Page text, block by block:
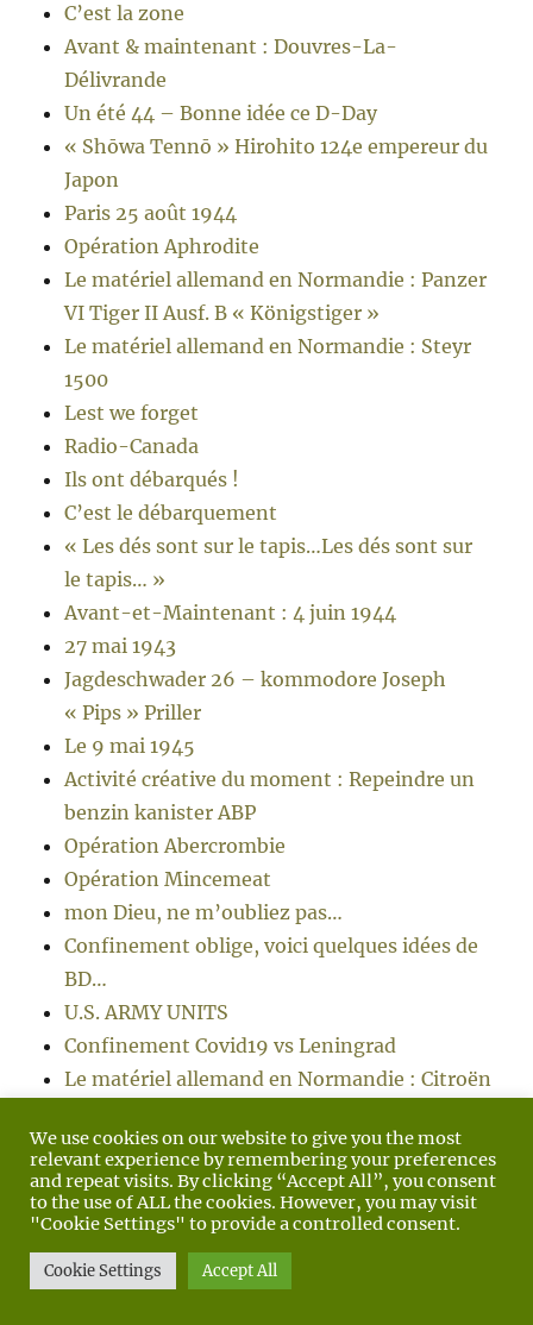
C’est la zone
Avant & maintenant : Douvres-La-
Délivrande
Un été 44 – Bonne idée ce D-Day
« Shōwa Tennō » Hirohito 124e empereur du
Japon
Paris 25 août 1944
Opération Aphrodite
Le matériel allemand en Normandie : Panzer
VI Tiger II Ausf. B « Königstiger »
Le matériel allemand en Normandie : Steyr
1500
Lest we forget
Radio-Canada
Ils ont débarqués !
C’est le débarquement
« Les dés sont sur le tapis…Les dés sont sur
le tapis… »
Avant-et-Maintenant : 4 juin 1944
27 mai 1943
Jagdeschwader 26 – kommodore Joseph
« Pips » Priller
Le 9 mai 1945
Activité créative du moment : Repeindre un
benzin kanister ABP
Opération Abercrombie
Opération Mincemeat
mon Dieu, ne m’oubliez pas…
Confinement oblige, voici quelques idées de
BD…
U.S. ARMY UNITS
Confinement Covid19 vs Leningrad
Le matériel allemand en Normandie : Citroën
Image en mouvement : La colonne Leclerc
en Libye – 1941.
Le coin lecture : Les généraux allemands
Image en mouvement : Bataille d’Iwo Jima
We use cookies on our website to give you the most
relevant experience by remembering your preferences
and repeat visits. By clicking “Accept All”, you consent
to the use of ALL the cookies. However, you may visit
"Cookie Settings" to provide a controlled consent.
Cookie Settings Accept All